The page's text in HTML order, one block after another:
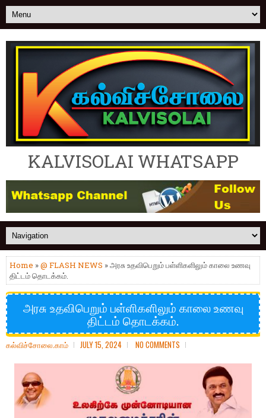
KALVISOLAI WHATSAPP
Home »@ FLASH NEWS » அரசு உதவிபெறும் பள்ளிகளிலும் காலை உணவு
திட்டம் தொடக்கம்.
அரசு உதவிபெறும் பள்ளிகளிலும் காலை உணவு
திட்டம் தொடக்கம்.
கல்விச்சோலை.காம் JULY 15, 2024 NO COMMENTS